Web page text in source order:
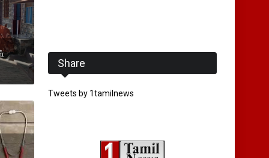
Share
Tweets by 1tamilnews